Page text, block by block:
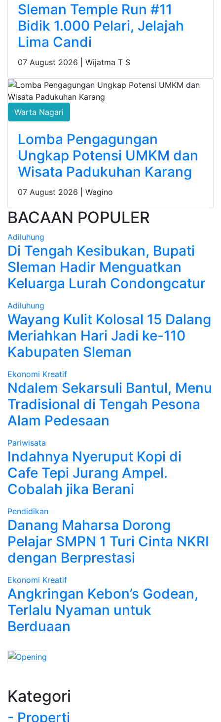
Sleman Temple Run #11
Bidik 1.000 Pelari, Jelajah
Lima Candi
07 August 2026 | Wijatma T S
Warta Nagari
Lomba Pengagungan
Ungkap Potensi UMKM dan
Wisata Padukuhan Karang
07 August 2026 | Wagino
BACAAN POPULER
Adiluhung
Di Tengah Kesibukan, Bupati
Sleman Hadir Menguatkan
Keluarga Lurah Condongcatur
Adiluhung
Wayang Kulit Kolosal 15 Dalang
Meriahkan Hari Jadi ke-110
Kabupaten Sleman
Ekonomi Kreatif
Ndalem Sekarsuli Bantul, Menu
Tradisional di Tengah Pesona
Alam Pedesaan
Pariwisata
Indahnya Nyeruput Kopi di
Cafe Tepi Jurang Ampel.
Cobalah jika Berani
Pendidikan
Danang Maharsa Dorong
Pelajar SMPN 1 Turi Cinta NKRI
dengan Berprestasi
Ekonomi Kreatif
Angkringan Kebon’s Godean,
Terlalu Nyaman untuk
Berduaan
Kategori
- Properti